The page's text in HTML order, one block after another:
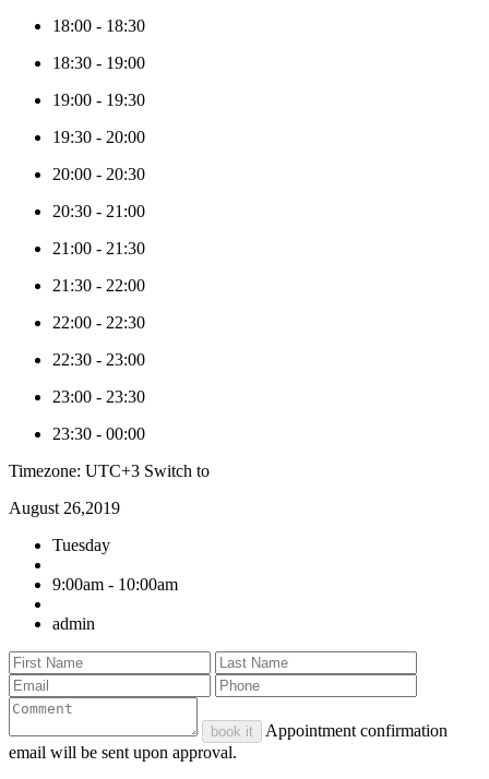
18:00 - 18:30
18:30 - 19:00
19:00 - 19:30
19:30 - 20:00
20:00 - 20:30
20:30 - 21:00
21:00 - 21:30
21:30 - 22:00
22:00 - 22:30
22:30 - 23:00
23:00 - 23:30
23:30 - 00:00
Timezone: UTC+3 Switch to
August 26,2019
Tuesday
9:00am - 10:00am
admin
book it
Appointment confirmation
email will be sent upon approval.